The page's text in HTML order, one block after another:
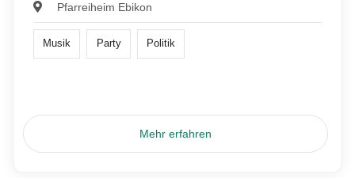
Pfarreiheim Ebikon
Musik Party Politik
Mehr erfahren